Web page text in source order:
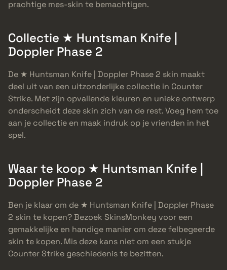
prachtige mes-skin te bemachtigen.
Collectie ★ Huntsman Knife |
Doppler Phase 2
De ★ Huntsman Knife | Doppler Phase 2 skin maakt
deel uit van een uitzonderlijke collectie in Counter
Strike. Met zijn opvallende kleuren en unieke ontwerp
onderscheidt deze skin zich van de rest. Voeg hem toe
aan je collectie en maak indruk op je vrienden in het
spel.
Waar te koop ★ Huntsman Knife |
Doppler Phase 2
Ben je klaar om de ★ Huntsman Knife | Doppler Phase
2 skin te kopen? Bezoek SkinsMonkey voor een
gemakkelijke en handige manier om deze felbegeerde
skin te kopen. Mis deze kans niet om een stukje
Counter Strike geschiedenis te bezitten.